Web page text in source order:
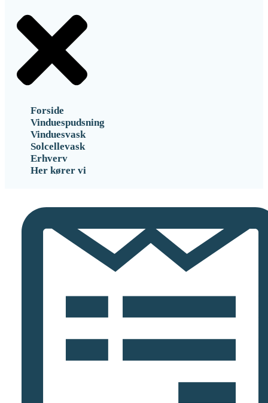
Forside
Vinduespudsning
Vinduesvask
Solcellevask
Erhverv
Her kører vi